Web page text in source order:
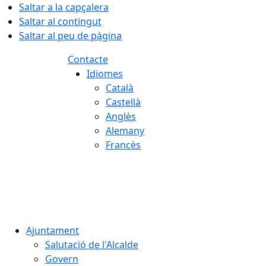
Saltar a la capçalera
Saltar al contingut
Saltar al peu de pàgina
Contacte
Idiomes
Català
Castellà
Anglès
Alemany
Francès
Ajuntament
Salutació de l'Alcalde
Govern